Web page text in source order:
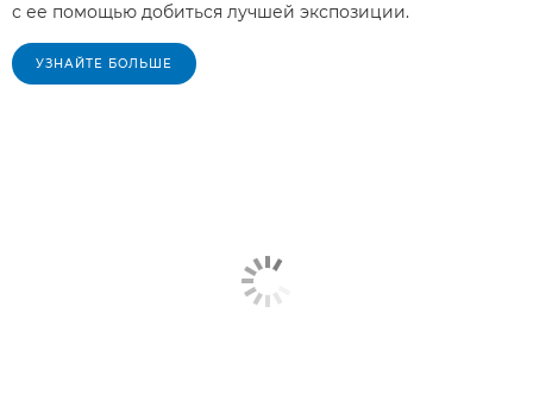
с ее помощью добиться лучшей экспозиции.
УЗНАЙТЕ БОЛЬШЕ